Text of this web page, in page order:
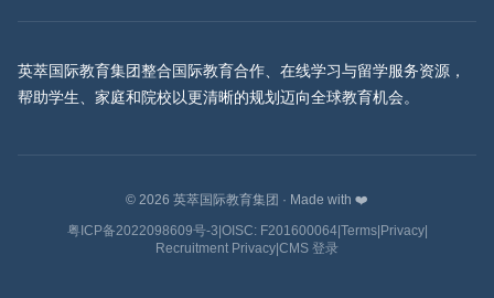
英萃国际教育集团整合国际教育合作、在线学习与留学服务资源，
帮助学生、家庭和院校以更清晰的规划迈向全球教育机会。
© 2026 英萃国际教育集团 · Made with ❤️
粤ICP备2022098609号-3 OISC: F201600064| Terms| Privacy|
Recruitment Privacy CMS 登录